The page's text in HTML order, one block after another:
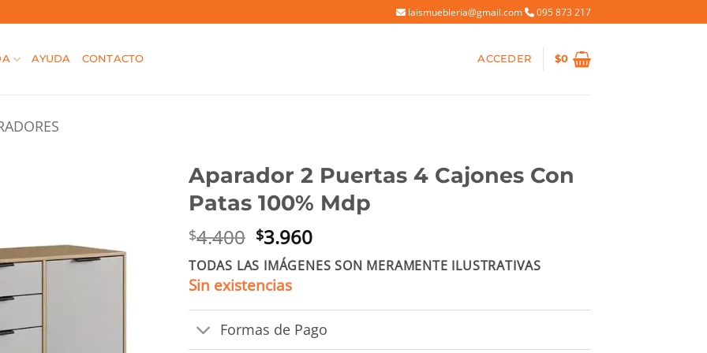
laismuebleria@gmail.com 095 873 217
AYUDA CONTACTO ACCEDER $0
Aparador 2 Puertas 4 Cajones Con
Patas 100% Mdp
$4.400 El
precio
original
era:
$4.400.
$3.960El
precio
actual
$3.960.
TODAS LAS IMÁGENES SON MERAMENTE ILUSTRATIVAS
Sin existencias
Formas de Pago